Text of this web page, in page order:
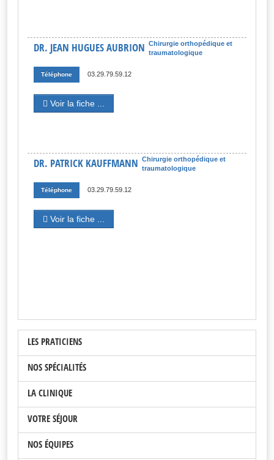
DR. JEAN HUGUES AUBRION Chirurgie orthopédique et
traumatologique
Téléphone 03.29.79.59.12
Voir la fiche ...
DR. PATRICK KAUFFMANN Chirurgie orthopédique et
traumatologique
Téléphone 03.29.79.59.12
Voir la fiche ...
LES PRATICIENS
NOS SPÉCIALITÉS
LA CLINIQUE
VOTRE SÉJOUR
NOS ÉQUIPES